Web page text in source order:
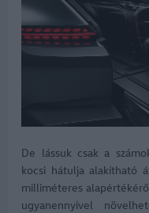
De lássuk csak a
kocsi hátulja alakítható
milliméteres
ugyanennyivel